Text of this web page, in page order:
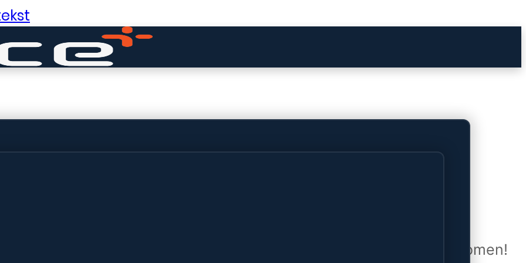
dingen in het verschiet
winkel wordt momenteel gebouwd en zal binnenkort online komen!